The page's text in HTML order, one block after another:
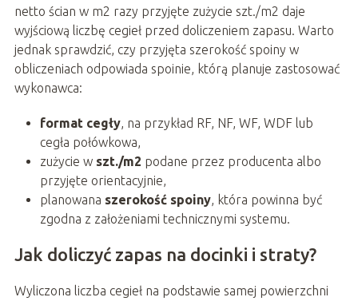
netto ścian w m2 razy przyjęte zużycie szt./m2 daje
wyjściową liczbę cegieł przed doliczeniem zapasu. Warto
jednak sprawdzić, czy przyjęta szerokość spoiny w
obliczeniach odpowiada spoinie, którą planuje zastosować
wykonawca:
format cegły, na przykład RF, NF, WF, WDF lub
cegła połówkowa,
zużycie w szt./m2 podane przez producenta albo
przyjęte orientacyjnie,
planowana szerokość spoiny, która powinna być
zgodna z założeniami technicznymi systemu.
Jak doliczyć zapas na docinki i straty?
Wyliczona liczba cegieł na podstawie samej powierzchni